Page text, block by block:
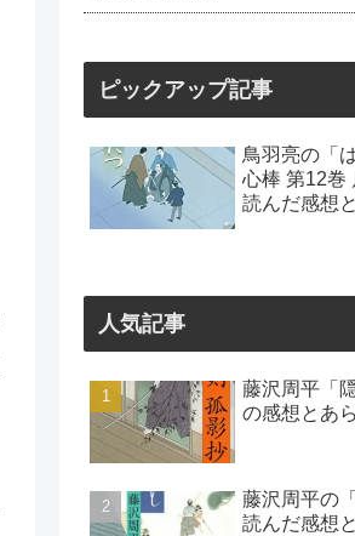
ピックアップ記事
鳥羽亮の「
心棒 第12巻
読んだ感想
人気記事
藤沢周平「
の感想とあ
藤沢周平の
読んだ感想